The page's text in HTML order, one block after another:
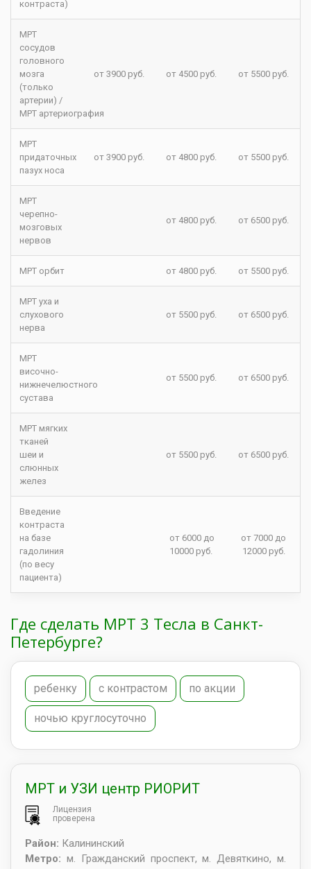
контраста)
МРТ
сосудов
головного
мозга
(только
артерии) /
МРТ артериография
от 3900 руб. от 4500 руб. от 5500 руб.
МРТ
придаточных
пазух носа
от 3900 руб. от 4800 руб. от 5500 руб.
МРТ
черепно-
мозговых
нервов
от 4800 руб. от 6500 руб.
МРТ орбит от 4800 руб. от 5500 руб.
МРТ уха и
слухового
нерва
от 5500 руб. от 6500 руб.
МРТ
височно-
нижнечелюстного
сустава
от 5500 руб. от 6500 руб.
МРТ мягких
тканей
шеи и
слюнных
желез
от 5500 руб. от 6500 руб.
Введение
контраста
на базе
гадолиния
(по весу
пациента)
от 6000 до
10000 руб.
от 7000 до
12000 руб.
Где сделать МРТ 3 Тесла в Санкт-
Петербурге?
ребенку с контрастом по акции
ночью круглосуточно
МРТ и УЗИ центр РИОРИТ
Лицензия
проверена
Район: Калининский
Метро: м. Гражданский проспект, м. Девяткино, м.